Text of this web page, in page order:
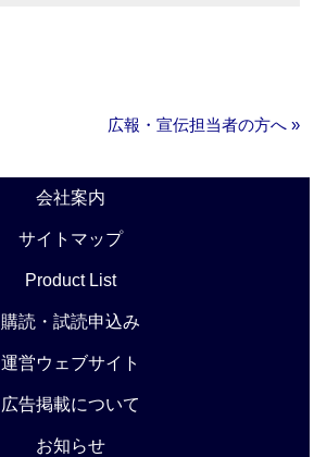
広報・宣伝担当者の方へ »
会社案内
サイトマップ
Product List
購読・試読申込み
運営ウェブサイト
広告掲載について
お知らせ